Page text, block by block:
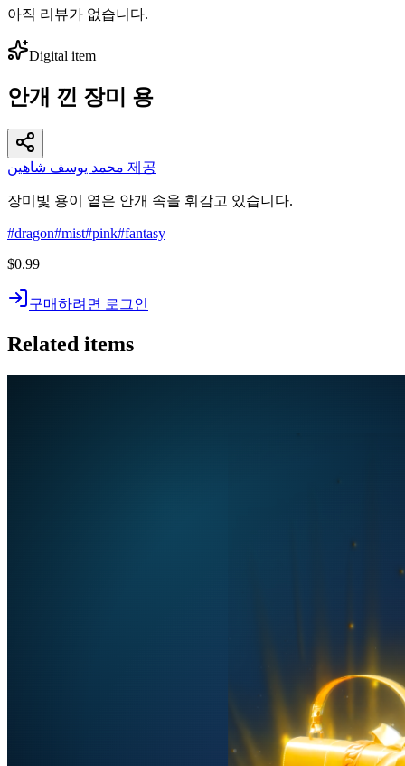
아직 리뷰가 없습니다.
Digital item
안개 낀 장미 용
محمد يوسف شاهين 제공
장미빛 용이 옅은 안개 속을 휘감고 있습니다.
#dragon#mist#pink#fantasy
$0.99
구매하려면 로그인
Related items